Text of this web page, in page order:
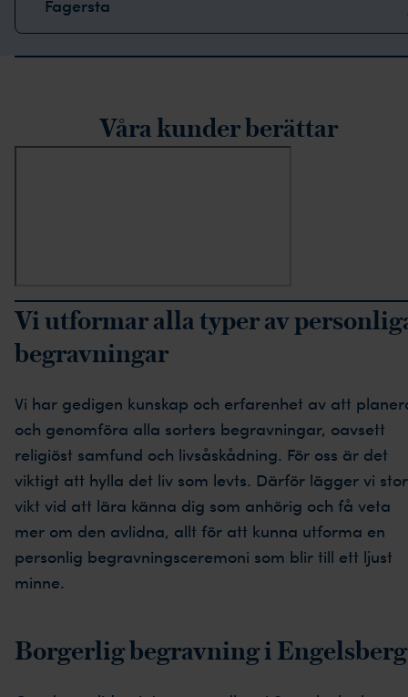
Fagersta
recensioner
Våra kunder berättar
Vi utformar alla typer av
begravningar
Vi har gedigen kunskap och erfarenhet av att
och genomföra alla sorters begravningar, oavsett
religiöst samfund och livsåskådning. För oss är det
viktigt att hylla det liv som levts. Därför lägger vi stor
vikt vid att lära känna dig som anhörig och få veta
mer om den avlidna, allt för att kunna utforma en
personlig begravningsceremoni som blir till ett ljust
minne.
Borgerlig begravning iEngelsberg